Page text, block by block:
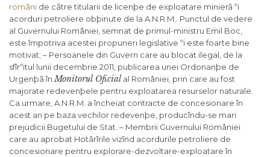
români de cãtre titularii de licenþe de exploatare minierã ºi
acorduri petroliere obþinute de la A.N.R.M.. Punctul de vedere
al Guvernului României, semnat de primul-ministru Emil Boc,
este împotriva acestei propuneri legislative ºi este foarte bine
motivat; – Persoanele din Guvern care au blocat ilegal, de la
sfîrºitul lunii decembrie 2011, publicarea unei Ordonanþe de
Urgenþã în Monitorul Oficial al României, prin care au fost
majorate redevenþele pentru exploatarea resurselor naturale.
Ca urmare, A.N.R.M. a încheiat contracte de concesionare în
acest an pe baza vechilor redevenþe, producîndu-se mari
prejudicii Bugetului de Stat. – Membrii Guvernului României
care au aprobat Hotãrîrile vizînd acordurile petroliere de
concesionare pentru explorare-dezvoltare-exploatare în